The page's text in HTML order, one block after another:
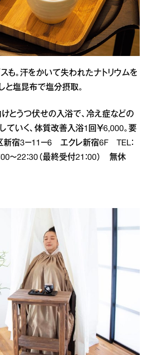
も。汗をかいて失われたナトリウムを
と塩昆布で塩分摂取。
とうつ伏せの入浴で、冷え症などの
ていく、体質改善入浴1回￥6,000。要
新宿3－11－6 エクレ新宿6F TEL：
～22：30（最終受付21：00） 無休